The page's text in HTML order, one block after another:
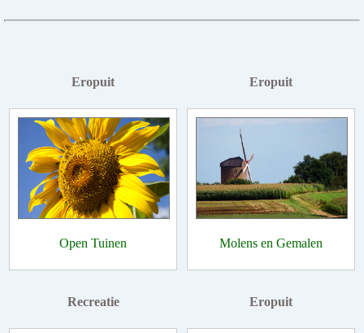
Eropuit
Open Tuinen
Eropuit
Molens en Gemalen
Recreatie Eropuit